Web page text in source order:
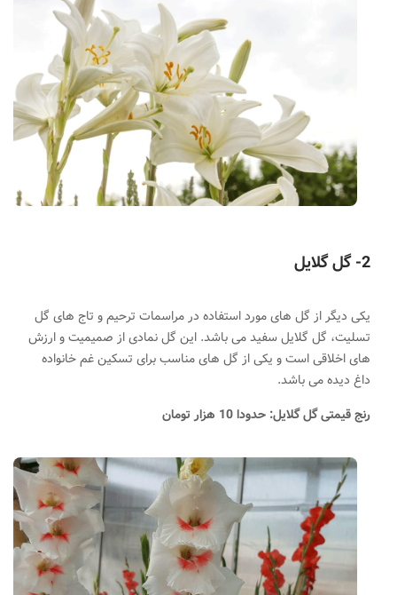
2- گل گلایل
یکی دیگر از گل های مورد استفاده در مراسمات ترحیم و تاج های گل
تسلیت، گل گلایل سفید می باشد. این گل نمادی از صمیمیت و ارزش
های اخلاقی استو یکی از گل های مناسب برای تسکین غم خانواده
داغ دیده می باشد.
رنج قیمتی گل گلایل: حدودا 10 هزار تومان